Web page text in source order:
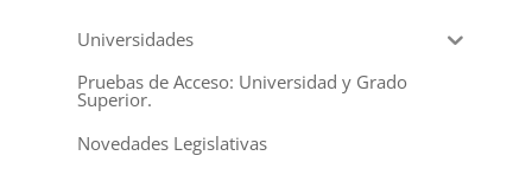
Universidades
Pruebas de Acceso: Universidad y Grado
Superior.
Novedades Legislativas